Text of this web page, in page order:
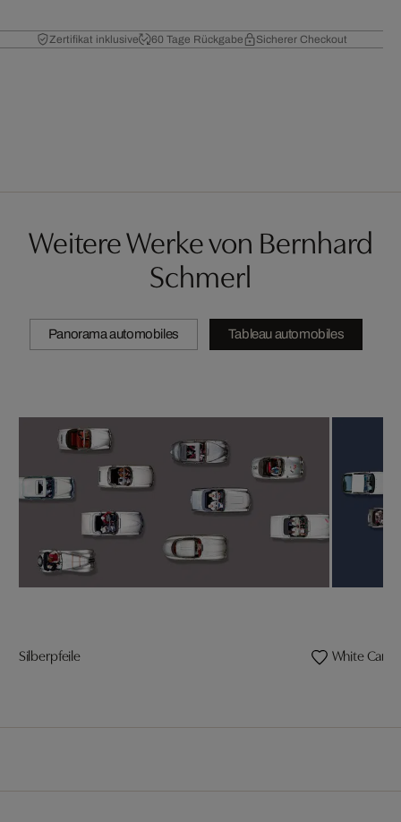
Zertifikat inklusive 60 Tage Rückgabe Sicherer Checkout
Weitere Werke von Bernhard
Schmerl
Panorama automobiles Tableau automobiles
Silberpfeile White Cars